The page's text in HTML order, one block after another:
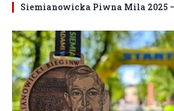
Siemianowicka Piwna Mila 2025 –